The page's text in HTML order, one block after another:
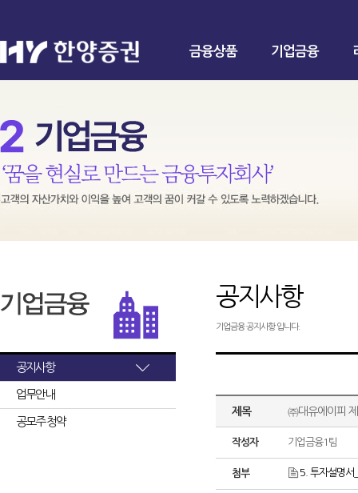
금융상품 기업금융
공지사항
업무안내
공모주 청약
공지사항
기업금융 공지사항 입니다.
제목 ㈜대유에이피
작성자 기업금융1팀
첨부 5. 투자설명